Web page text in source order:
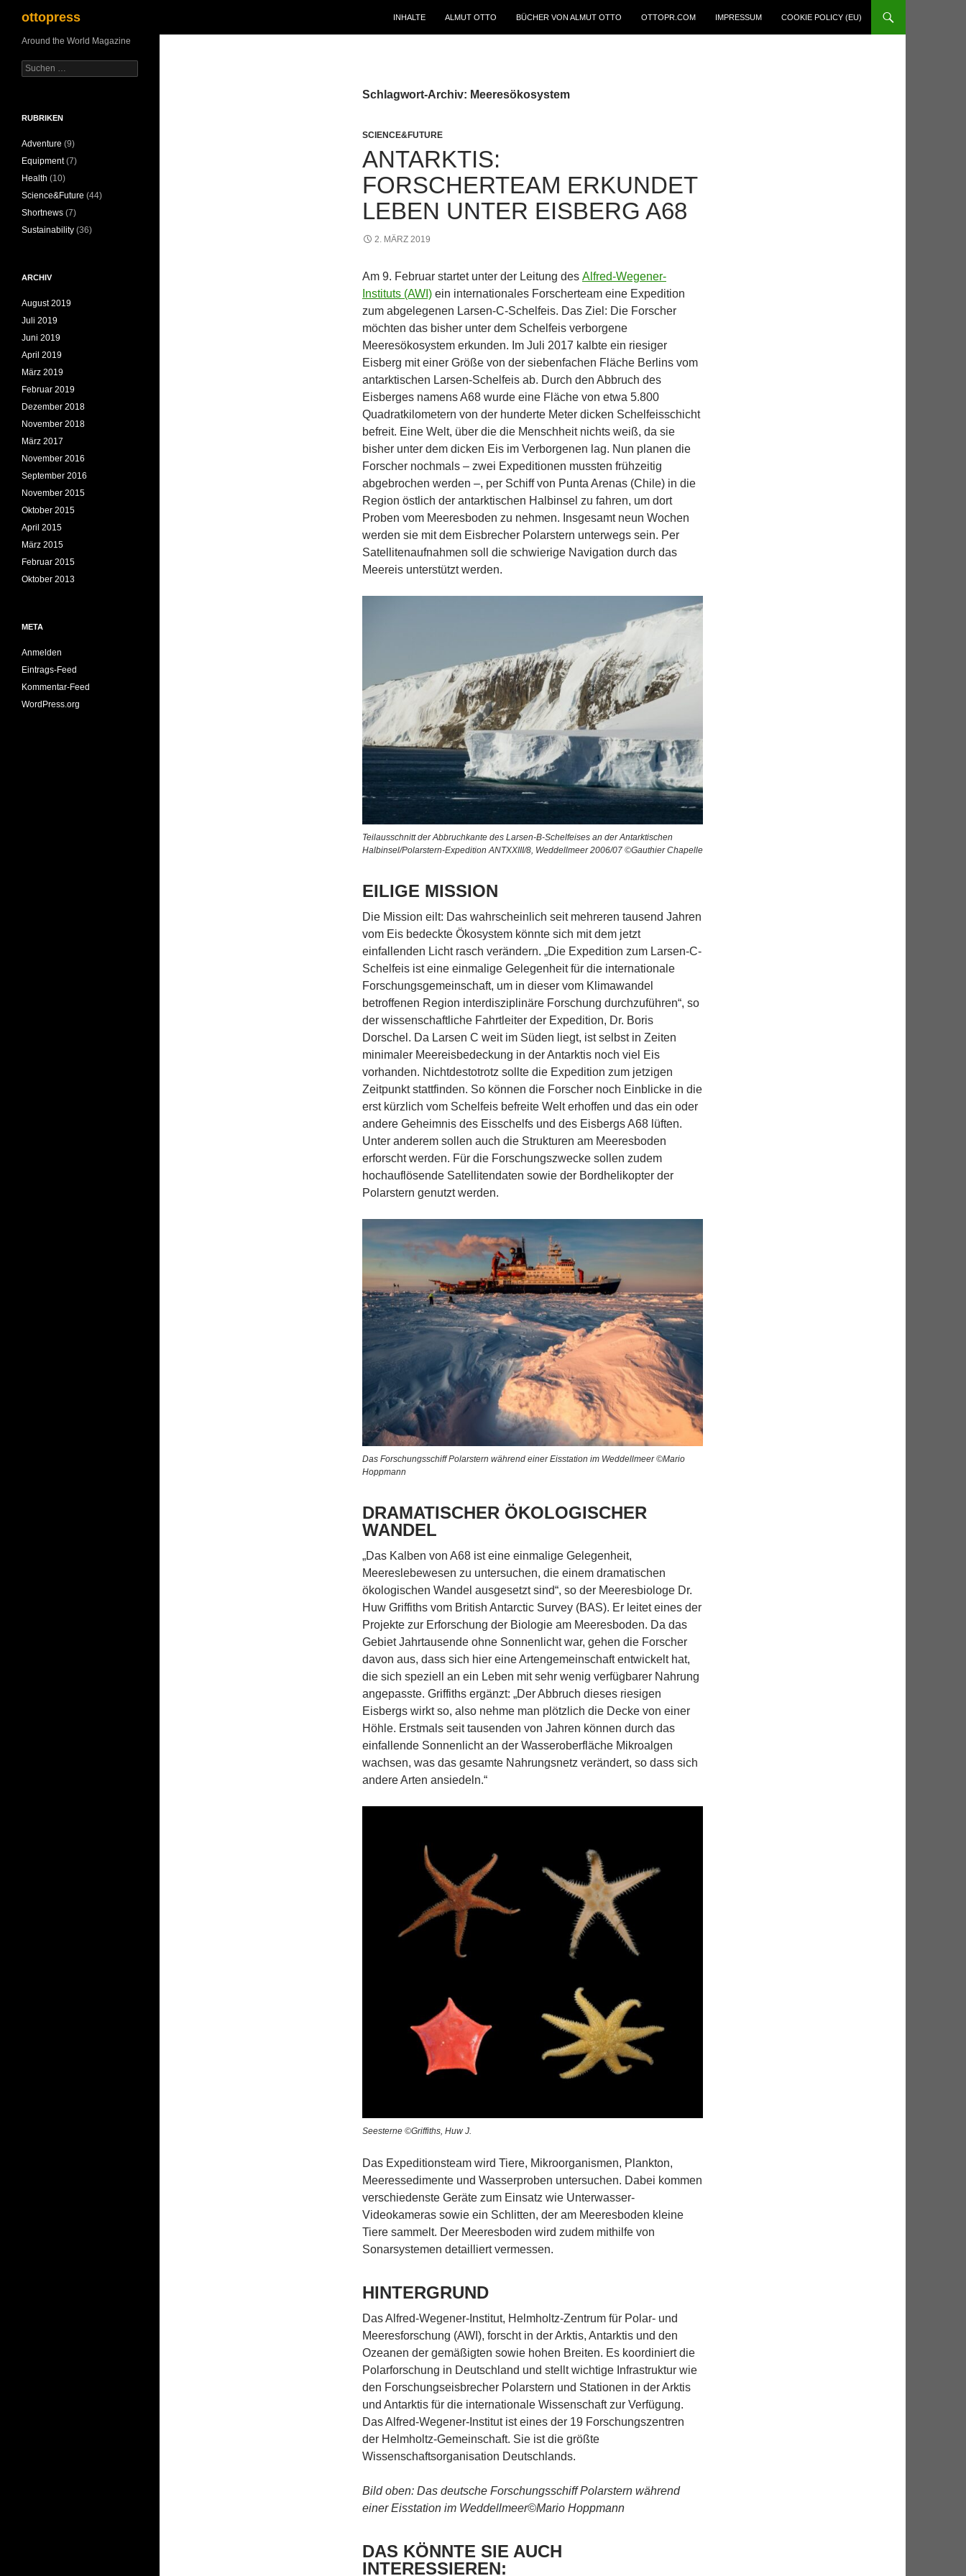
Zum
Inhalt
springen
ottopress INHALTE ALMUT OTTO BÜCHER VON ALMUT OTTO OTTOPR.COM IMPRESSUM COOKIE POLICY (EU)
Schlagwort-Archiv: Meeresökosystem
SCIENCE&FUTURE
ANTARKTIS:
FORSCHERTEAM ERKUNDET
LEBEN UNTER EISBERG A68
2. MÄRZ 2019
Am 9. Februar startet unter der Leitung des Alfred-Wegener-
Instituts (AWI) ein internationales Forscherteam eine Expedition
zum abgelegenen Larsen-C-Schelfeis. Das Ziel: Die Forscher
möchten das bisher unter dem Schelfeis verborgene
Meeresökosystem erkunden. Im Juli 2017 kalbte ein riesiger
Eisberg mit einer Größe von der siebenfachen Fläche Berlins vom
antarktischen Larsen-Schelfeis ab. Durch den Abbruch des
Eisberges namens A68 wurde eine Fläche von etwa 5.800
Quadratkilometern von der hunderte Meter dicken Schelfeisschicht
befreit. Eine Welt, über die die Menschheit nichts weiß, da sie
bisher unter dem dicken Eis im Verborgenen lag. Nun planen die
Forscher nochmals – zwei Expeditionen mussten frühzeitig
abgebrochen werden –, per Schiff von Punta Arenas (Chile) in die
Region östlich der antarktischen Halbinsel zu fahren, um dort
Proben vom Meeresboden zu nehmen. Insgesamt neun Wochen
werden sie mit dem Eisbrecher Polarstern unterwegs sein. Per
Satellitenaufnahmen soll die schwierige Navigation durch das
Meereis unterstützt werden.
Teilausschnitt der Abbruchkante des Larsen-B-Schelfeises an der Antarktischen
Halbinsel/Polarstern-Expedition ANTXXIII/8, Weddellmeer 2006/07 ©Gauthier Chapelle
EILIGE MISSION
Die Mission eilt: Das wahrscheinlich seit mehreren tausend Jahren
vom Eis bedeckte Ökosystem könnte sich mit dem jetzt
einfallenden Licht rasch verändern. „Die Expedition zum Larsen-C-
Schelfeis ist eine einmalige Gelegenheit für die internationale
Forschungsgemeinschaft, um in dieser vom Klimawandel
betroffenen Region interdisziplinäre Forschung durchzuführen“, so
der wissenschaftliche Fahrtleiter der Expedition, Dr. Boris
Dorschel. Da Larsen C weit im Süden liegt, ist selbst in Zeiten
minimaler Meereisbedeckung in der Antarktis noch viel Eis
vorhanden. Nichtdestotrotz sollte die Expedition zum jetzigen
Zeitpunkt stattfinden. So können die Forscher noch Einblicke in die
erst kürzlich vom Schelfeis befreite Welt erhoffen und das ein oder
andere Geheimnis des Eisschelfs und des Eisbergs A68 lüften.
Unter anderem sollen auch die Strukturen am Meeresboden
erforscht werden. Für die Forschungszwecke sollen zudem
hochauflösende Satellitendaten sowie der Bordhelikopter der
Polarstern genutzt werden.
Das Forschungsschiff Polarstern während einer Eisstation im Weddellmeer ©Mario
Hoppmann
DRAMATISCHER ÖKOLOGISCHER
WANDEL
„Das Kalben von A68 ist eine einmalige Gelegenheit,
Meereslebewesen zu untersuchen, die einem dramatischen
ökologischen Wandel ausgesetzt sind“, so der Meeresbiologe Dr.
Huw Griffiths vom British Antarctic Survey (BAS). Er leitet eines der
Projekte zur Erforschung der Biologie am Meeresboden. Da das
Gebiet Jahrtausende ohne Sonnenlicht war, gehen die Forscher
davon aus, dass sich hier eine Artengemeinschaft entwickelt hat,
die sich speziell an ein Leben mit sehr wenig verfügbarer Nahrung
angepasste. Griffiths ergänzt: „Der Abbruch dieses riesigen
Eisbergs wirkt so, also nehme man plötzlich die Decke von einer
Höhle. Erstmals seit tausenden von Jahren können durch das
einfallende Sonnenlicht an der Wasseroberfläche Mikroalgen
wachsen, was das gesamte Nahrungsnetz verändert, so dass sich
andere Arten ansiedeln.“
Seesterne ©Griffiths, Huw J.
Das Expeditionsteam wird Tiere, Mikroorganismen, Plankton,
Meeressedimente und Wasserproben untersuchen. Dabei kommen
verschiedenste Geräte zum Einsatz wie Unterwasser-
Videokameras sowie ein Schlitten, der am Meeresboden kleine
Tiere sammelt. Der Meeresboden wird zudem mithilfe von
Sonarsystemen detailliert vermessen.
HINTERGRUND
Das Alfred-Wegener-Institut, Helmholtz-Zentrum für Polar- und
Meeresforschung (AWI), forscht in der Arktis, Antarktis und den
Ozeanen der gemäßigten sowie hohen Breiten. Es koordiniert die
Polarforschung in Deutschland und stellt wichtige Infrastruktur wie
den Forschungseisbrecher Polarstern und Stationen in der Arktis
und Antarktis für die internationale Wissenschaft zur Verfügung.
Das Alfred-Wegener-Institut ist eines der 19 Forschungszentren
der Helmholtz-Gemeinschaft. Sie ist die größte
Wissenschaftsorganisation Deutschlands.
Bild oben: Das deutsche Forschungsschiff Polarstern während
einer Eisstation im Weddellmeer©Mario Hoppmann
DAS KÖNNTE SIE AUCH
INTERESSIEREN:
Around the World Magazine
Suchen
nach:
RUBRIKEN
Adventure (9)
Equipment(7)
Health (10)
Science&Future (44)
Shortnews (7)
Sustainability (36)
ARCHIV
August 2019
Juli 2019
Juni 2019
April 2019
März 2019
Februar 2019
Dezember 2018
November 2018
März 2017
November 2016
September 2016
November 2015
Oktober 2015
April 2015
März 2015
Februar 2015
Oktober 2013
META
Anmelden
Eintrags-Feed
Kommentar-Feed
WordPress.org